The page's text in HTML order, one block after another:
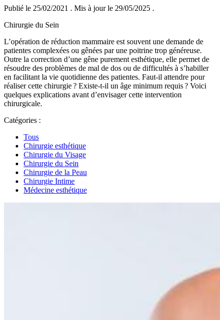
Publié le 25/02/2021 . Mis à jour le 29/05/2025 .
Chirurgie du Sein
L’opération de réduction mammaire est souvent une demande de
patientes complexées ou gênées par une poitrine trop généreuse.
Outre la correction d’une gêne purement esthétique, elle permet de
résoudre des problèmes de mal de dos ou de difficultés à s’habiller
en facilitant la vie quotidienne des patientes. Faut-il attendre pour
réaliser cette chirurgie ? Existe-t-il un âge minimum requis ? Voici
quelques explications avant d’envisager cette intervention
chirurgicale.
Catégories :
Tous
Chirurgie esthétique
Chirurgie du Visage
Chirurgie du Sein
Chirurgie de la Peau
Chirurgie Intime
Médecine esthétique